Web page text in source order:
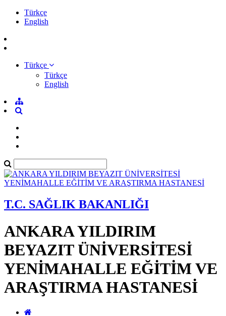
Türkçe
English
Türkçe
Türkçe
English
T.C. SAĞLIK BAKANLIĞI
ANKARA YILDIRIM
BEYAZIT ÜNİVERSİTESİ
YENİMAHALLE EĞİTİM VE
ARAŞTIRMA HASTANESİ